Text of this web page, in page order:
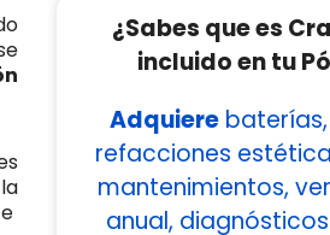
¿Sabes que es
incluido en tu
Adquiere
refacciones
mantenimientos,
anual,